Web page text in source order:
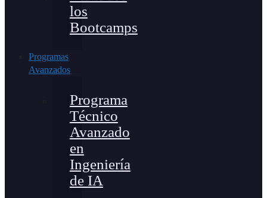
los
Bootcamps
Programas
Avanzados
Programa
Técnico
Avanzado
en
Ingeniería
de IA